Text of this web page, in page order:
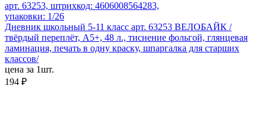
арт. 63253, штрихкод: 4606008564283,
упаковки: 1/26
Дневник школьный 5-11 класс арт. 63253 ВЕЛОБАЙК /
твёрдый переплёт, А5+, 48 л., тиснение фольгой, глянцевая
ламинация, печать в одну краску, шпаргалка для старших
классов/
цена за 1шт.
194 ₽